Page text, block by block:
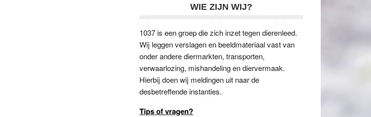
WIE ZIJN WIJ?
1037 is een groep die zich inzet tegen dierenleed.
Wij leggen verslagen en beeldmateriaal vast van
onder andere diermarkten, transporten,
verwaarlozing, mishandeling en diervermaak.
Hierbij doen wij meldingen uit naar de
desbetreffende instanties.
Tips of vragen?